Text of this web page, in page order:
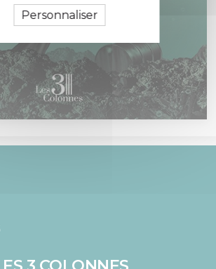
Personnaliser